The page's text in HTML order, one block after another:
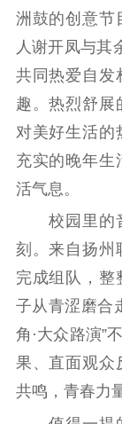
精品出版
电
党
洲鼓的创意节
人谢开凤与其
共同热爱自发
趣。热烈舒展
对美好生活的
充实的晚年生
活气息。
校园里的音
刻。来自扬州
完成组队，整
子从青涩磨合
角·大众路演”
果、直面观众
共鸣，青春力